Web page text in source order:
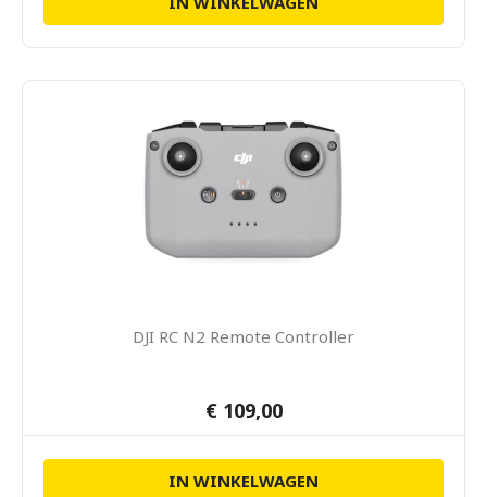
DJI RC N2 Remote Controller
€ 109,00
IN WINKELWAGEN